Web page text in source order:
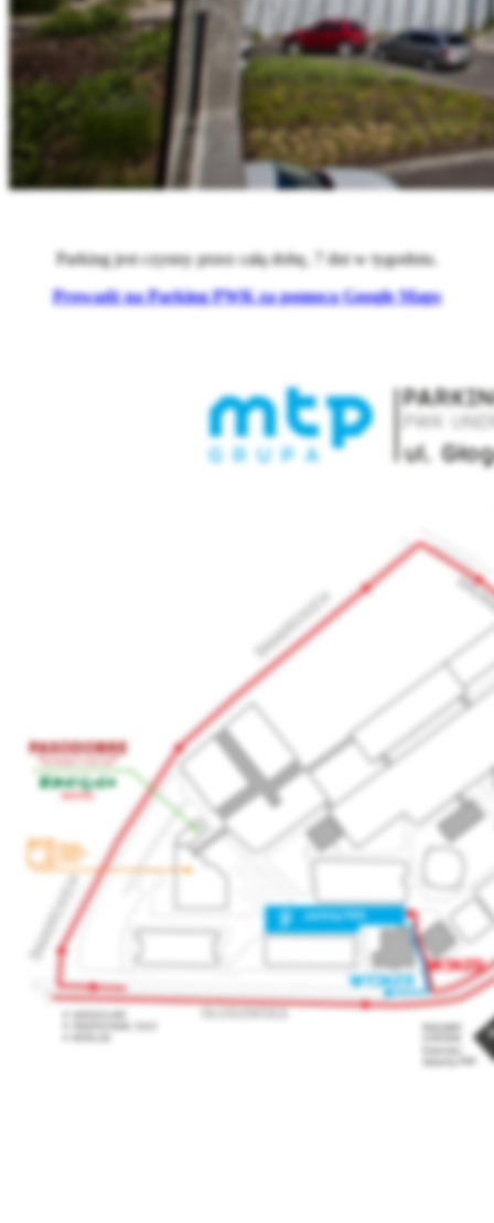
Parking jest czynny przez całą dobę, 7 dni w tygodniu.
Prowadź na Parking PWK za pomocą Google Maps